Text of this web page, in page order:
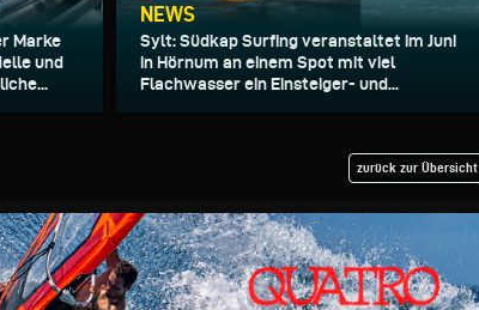
Marke
und
NEWS
Sylt: Südkap Surfing veranstaltet im Juni
in Hörnum an einem Spot mit viel
Flachwasser ein Einsteiger- und...
zurück zur Übersicht